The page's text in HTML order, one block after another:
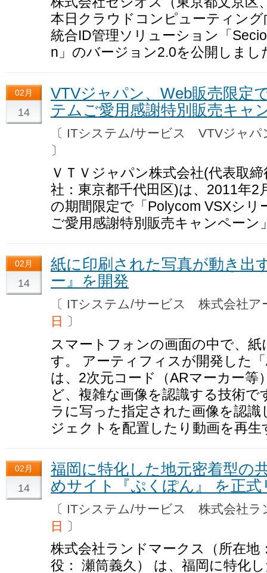
本日クラウドコンピューティン
統合ID管理ソリューション「
n」のバージョン2.0を公開しまし
02月
14
VTVジャパン、Web販売限定
テムご愛用感謝特別販売キャ
〔 ITシステム/サービス VTVジャ
〕
ＶＴＶジャパン株式会社(代表
社：東京都千代田区)は、2011年
の期間限定で「Polycom VSXシ
ご愛用感謝特別販売キャンペーン
02月
14
紙に印刷された写真が動き出
ー』を開発
〔 ITシステム/サービス 株式会社
日
〕
スマートフォンの画面の中で、
す。 アーティフィスが開発した
は、2次元コード（ARマーカー等
ど、複雑な画像を認識する技術
ラに写った指定された画像を認
ジェクトを配置したり動画を再
02月
14
福岡に特化した地元密着型の
めサイト『ぷくぽん』 を正式
〔 ITシステム/サービス 株式会社
日
〕
株式会社ランドマークス（所在
役： 瀬筒義久） は、福岡に特化